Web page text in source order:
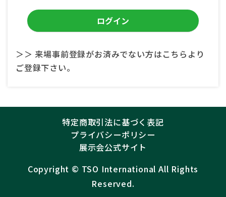
＞＞ 来場事前登録がお済みでない方はこちらより
ご登録下さい。
特定商取引法に基づく表記
プライバシーポリシー
展示会公式サイト
Copyright ©︎ TSO International All Rights
Reserved.